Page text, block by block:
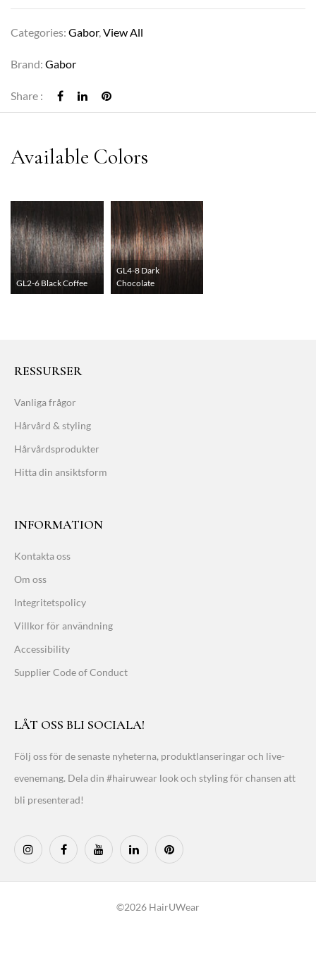
Categories: Gabor,View All
Brand: Gabor
Share :
GL2-6 Black Coffee
GL4-8 Dark
Chocolate
RESSURSER
Vanliga frågor
Hårvård & styling
Hårvårdsprodukter
Hitta din ansiktsform
INFORMATION
Kontakta oss
Om oss
Integritetspolicy
Villkor för användning
Accessibility
Supplier Code of Conduct
LÅT OSS BLI SOCIALA!
Följ oss för de senaste nyheterna, produktlanseringar och live-
evenemang. Dela din #hairuwear look och styling för chansen att
bli presenterad!
©2026 HairUWear